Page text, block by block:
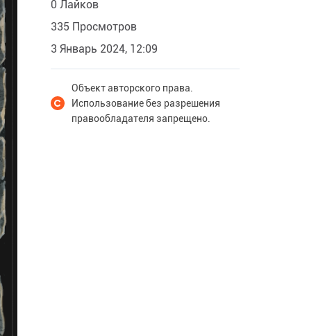
0 Лайков
335 Просмотров
3 Январь 2024, 12:09
Объект авторского права.
Использование без разрешения
правообладателя запрещено.